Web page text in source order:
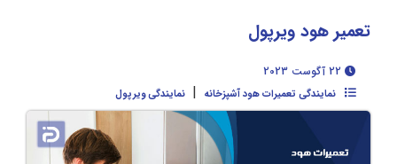
تعمیر هود ویرپول
نمایندگی تعمیرات هود آشپزخانه | نمایندگی ویرپول